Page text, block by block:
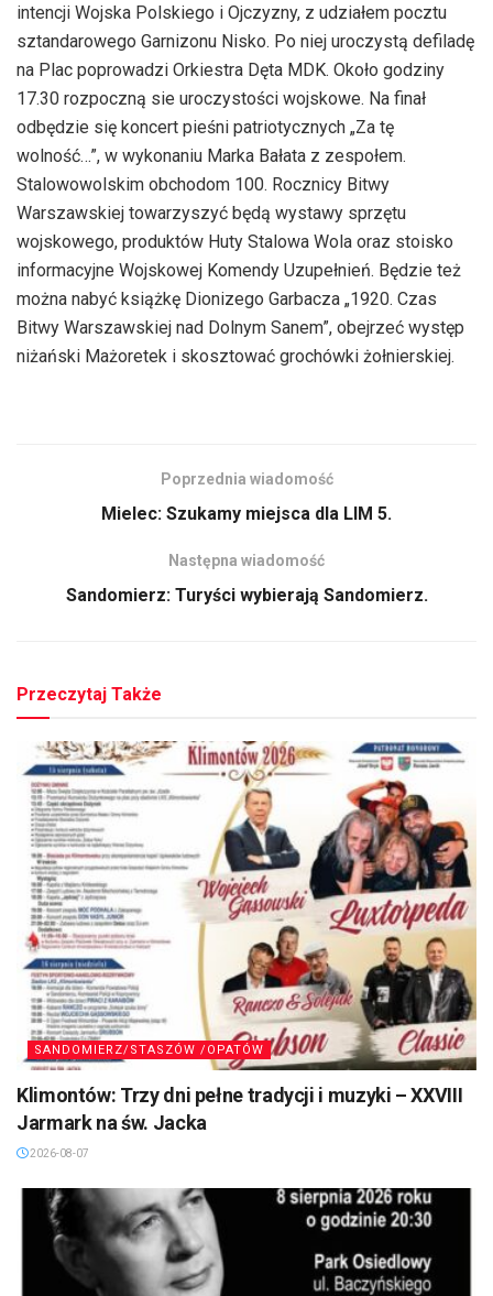
intencji Wojska Polskiego i Ojczyzny, z udziałem pocztu
sztandarowego Garnizonu Nisko. Po niej uroczystą defiladę
na Plac poprowadzi Orkiestra Dęta MDK. Około godziny
17.30 rozpoczną sie uroczystości wojskowe. Na finał
odbędzie się koncert pieśni patriotycznych „Za tę
wolność…”, w wykonaniu Marka Bałata z zespołem.
Stalowowolskim obchodom 100. Rocznicy Bitwy
Warszawskiej towarzyszyć będą wystawy sprzętu
wojskowego, produktów Huty Stalowa Wola oraz stoisko
informacyjne Wojskowej Komendy Uzupełnień. Będzie też
można nabyć książkę Dionizego Garbacza „1920. Czas
Bitwy Warszawskiej nad Dolnym Sanem”, obejrzeć występ
niżański Mażoretek i skosztować grochówki żołnierskiej.
Poprzednia wiadomość
Mielec: Szukamy miejsca dla LIM 5.
Następna wiadomość
Sandomierz: Turyści wybierają Sandomierz.
Przeczytaj Także
SANDOMIERZ/STASZÓW /OPATÓW
Klimontów: Trzy dni pełne tradycji i muzyki – XXVIII
Jarmark na św. Jacka
2026-08-07